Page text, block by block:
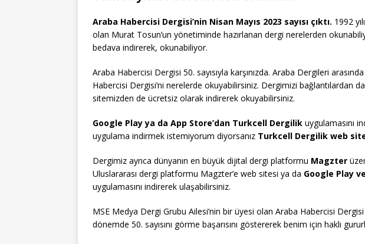
Araba Habercisi Dergisi’nin Nisan Mayıs 2023 sayısı çıktı. 1992
olan Murat Tosun’un yönetiminde hazırlanan dergi nerelerden
bedava indirerek, okunabiliyor.
Araba Habercisi Dergisi 50. sayısıyla karşınızda. Araba Dergileri
Habercisi Dergisi’ni nerelerde okuyabilirsiniz. Dergimizi bağlantılardan
sitemizden de ücretsiz olarak indirerek okuyabilirsiniz.
Google Play ya da App Store’dan Turkcell Dergilik uygulamasını
uygulama indirmek istemiyorum diyorsanız Turkcell Dergilik web
Dergimiz ayrıca dünyanın en büyük dijital dergi platformu Magzter
Uluslararası dergi platformu Magzter’e web sitesi ya da Google Play
uygulamasını indirerek ulaşabilirsiniz.
MSE Medya Dergi Grubu Ailesi’nin bir üyesi olan Araba Habercisi
dönemde 50. sayısını görme başarısını göstererek benim için haklı